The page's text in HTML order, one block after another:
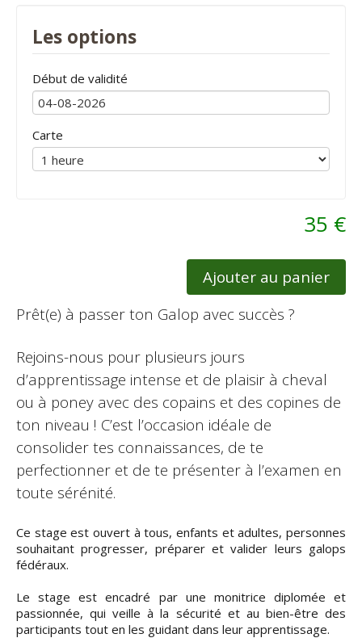
Les options
Début de validité
Carte
35 €
Ajouter au panier
Prêt(e) à passer ton Galop avec succès ?
Rejoins-nous pour plusieurs jours
d’apprentissage intense et de plaisir à cheval
ou à poney avec des copains et des copines de
ton niveau ! C’est l’occasion idéale de
consolider tes connaissances, de te
perfectionner et de te présenter à l’examen en
toute sérénité.
Ce stage est ouvert à tous, enfants et adultes, personnes
souhaitant progresser, préparer et valider leurs galops
fédéraux.
Le stage est encadré par une monitrice diplomée et
passionnée, qui veille à la sécurité et au bien-être des
participants tout en les guidant dans leur apprentissage.